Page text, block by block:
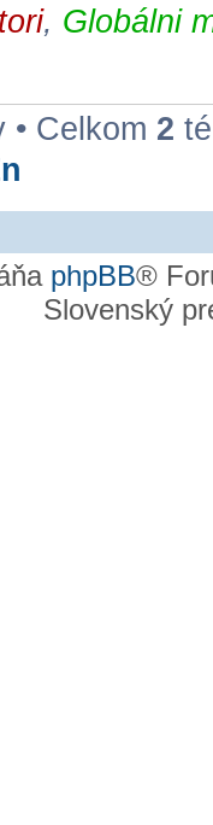
, Globálni
• Celkom 2
phpBB®
Slovenský